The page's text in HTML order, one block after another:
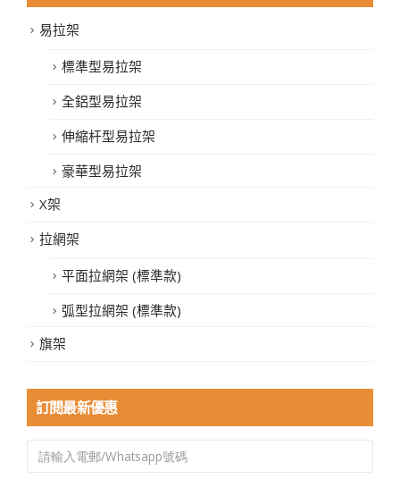
易拉架
標準型易拉架
全鋁型易拉架
伸縮杆型易拉架
豪華型易拉架
X架
拉網架
平面拉網架 (標準款)
弧型拉網架 (標準款)
旗架
訂閱最新優惠